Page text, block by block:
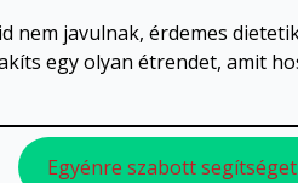
javulnak, érdemes
egy olyan étrendet, amit
Egyénre szabott